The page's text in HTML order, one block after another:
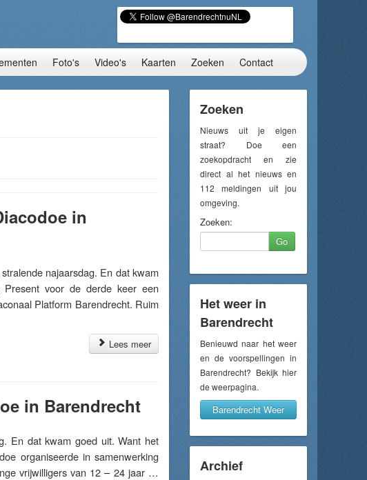
Foto's Video's Kaarten Zoeken Contact
in
najaarsdag. En dat kwam
voor de derde keer een
Platform Barendrecht. Ruim
Lees meer
in Barendrecht
En dat kwam goed uit. Want het
organiseerde in samenwerking
vrijwilligers van 12 – 24 jaar …
Zoeken
Nieuws uit je eigen
straat? Doe een
zoekopdracht en zie
direct al het nieuws en
112 meldingen uit jou
omgeving.
Zoeken:
Go
Het weer in
Barendrecht
Benieuwd naar het weer
en de voorspellingen in
Barendrecht? Bekijk hier
de weerpagina.
Barendrecht Weer
Archief